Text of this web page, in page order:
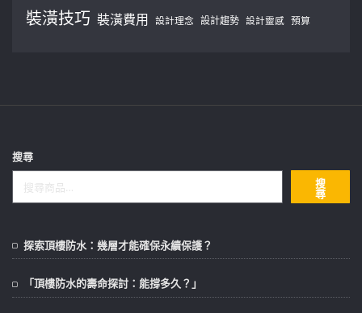
裝潢技巧 裝潢費用 設計理念 設計趨勢 設計靈感 預算
搜尋
搜
尋
探索頂樓防水：幾層才能確保永續保護？
「頂樓防水的壽命探討：能撐多久？」